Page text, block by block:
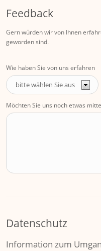
Feedback
Gern würden wir von Ihnen
geworden sind.
Wie haben Sie von uns erfahren
Möchten Sie uns noch etwas
Datenschutz
Information zum